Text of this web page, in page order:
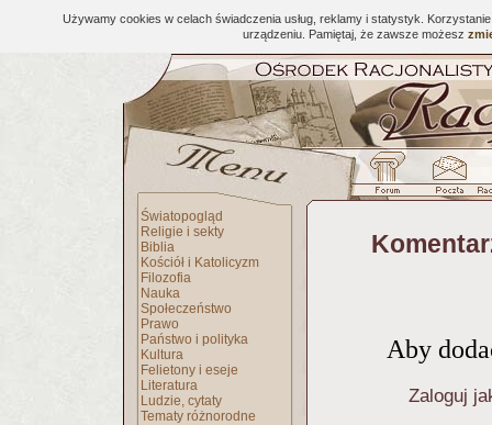
Używamy cookies w celach świadczenia usług, reklamy i statystyk.
urządzeniu. Pamiętaj, że zawsze możesz
Światopogląd
Religie i sekty
Biblia
Kościół i Katolicyzm
Filozofia
Nauka
Społeczeństwo
Prawo
Państwo i polityka
Kultura
Felietony i eseje
Literatura
Ludzie, cytaty
Tematy różnorodne
Aby
Zaloguj